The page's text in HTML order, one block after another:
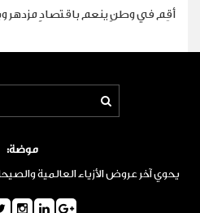
أقِم في وطنٍ ينعم باقتصادٍ
موضة:
يحوي آخر عروض الأزياء العالمية